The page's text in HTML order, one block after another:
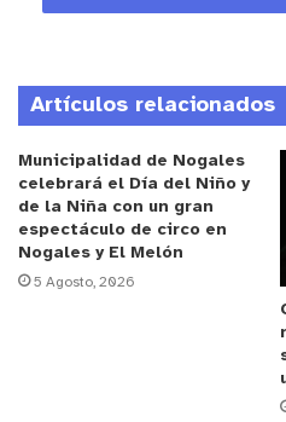
Junto con el importante
fósforo y potasio,
este convenio
enmienda que disminuirá
los que se han visto
de insumos agrícolas.
Rodrigo Osses,
Floricultores de
de este convenio, “es
alianza nos permitirá
natural a bajo precio,
Artículos relacionados
Municipalidad de Nogales
celebrará el Día del Niño y
de la Niña con un gran
espectáculo de circo en
Nogales y El Melón
5 Agosto, 2026